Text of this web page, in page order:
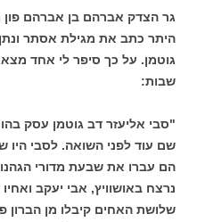
גר הצדק אברהם בן אברהם פון
היתר כתב את מגילת אסתר
גוטמן. על כך סיפר לי אחד
שבות:
"סבי אליעזר דב גוטמן עסק
שם עוד לפני השואה. לסבי היו
הם עברו את שבעת מדורי
נרצח באושוויץ, אבי יעקב
שלושת האחים קיבלו מן הברון